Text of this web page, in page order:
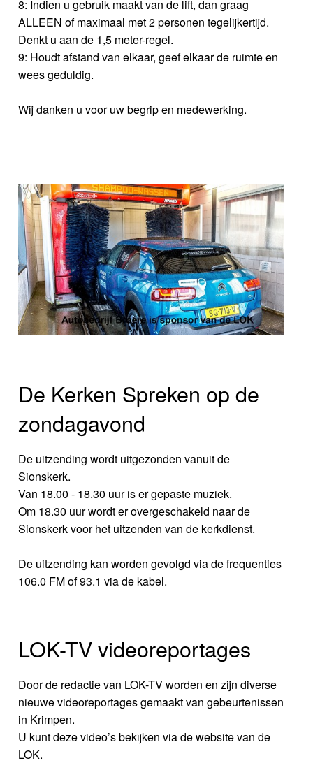
8: Indien u gebruik maakt van de lift, dan graag
ALLEEN of maximaal met 2 personen tegelijkertijd.
Denkt u aan de 1,5 meter-regel.
9: Houdt afstand van elkaar, geef elkaar de ruimte en
wees geduldig.
Wij danken u voor uw begrip en medewerking.
De Kerken Spreken op de
zondagavond
De uitzending wordt uitgezonden vanuit de
Sionskerk.
Van 18.00 - 18.30 uur is er gepaste muziek.
Om 18.30 uur wordt er overgeschakeld naar de
Sionskerk voor het uitzenden van de kerkdienst.
De uitzending kan worden gevolgd via de frequenties
106.0 FM of 93.1 via de kabel.
LOK-TV videoreportages
Door de redactie van LOK-TV worden en zijn diverse
nieuwe videoreportages gemaakt van gebeurtenissen
in Krimpen.
U kunt deze video’s bekijken via de website van de
LOK.